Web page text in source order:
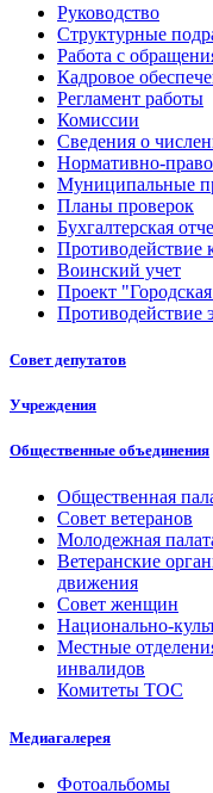
Руководство
Структурные
Работа с
Кадровое
Регламент работы
Комиссии
Сведения о
Нормативно-
Муниципальные
Планы проверок
Бухгалтерская
Противодействие
Воинский учет
Проект
Противодействие
Совет депутатов
Учреждения
Общественные объединения
Общественная
Совет ветеранов
Молодежная
Ветеранские
движения
Совет женщин
Национально-
Местные
инвалидов
Комитеты ТОС
Медиагалерея
Фотоальбомы